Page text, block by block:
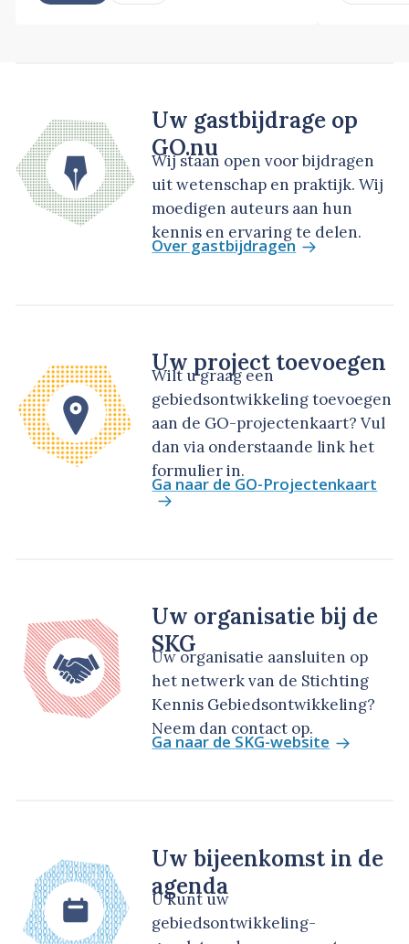
Uw gastbijdrage op
GO.nu
Wij staan open voor bijdragen
uit wetenschap en praktijk. Wij
moedigen auteurs aan hun
kennis en ervaring te delen.
Over gastbijdragen
Uw project toevoegen
Wilt u graag een
gebiedsontwikkeling toevoegen
aan de GO-projectenkaart? Vul
dan via onderstaande link het
formulier in.
Ga naar de GO-Projectenkaart
Uw organisatie bij de
SKG
Uw organisatie aansluiten op
het netwerk van de Stichting
Kennis Gebiedsontwikkeling?
Neem dan contact op.
Ga naar de SKG-website
Uw bijeenkomst in de
agenda
U kunt uw
gebiedsontwikkeling-